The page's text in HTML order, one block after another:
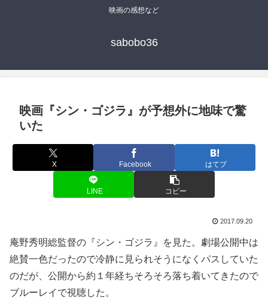
映画の感想など
sabobo36
映画『シン・ゴジラ』が予想外に地味で驚
いた
X Facebook はてブ
LINE コピー
2017.09.20
庵野秀明総監督の『シン・ゴジラ』を見た。劇場公開中は
絶賛一色だったので冷静に見られそうになくパスしていた
のだが、公開から約１年経ちそろそろ落ち着いてきたので
ブルーレイで視聴した。